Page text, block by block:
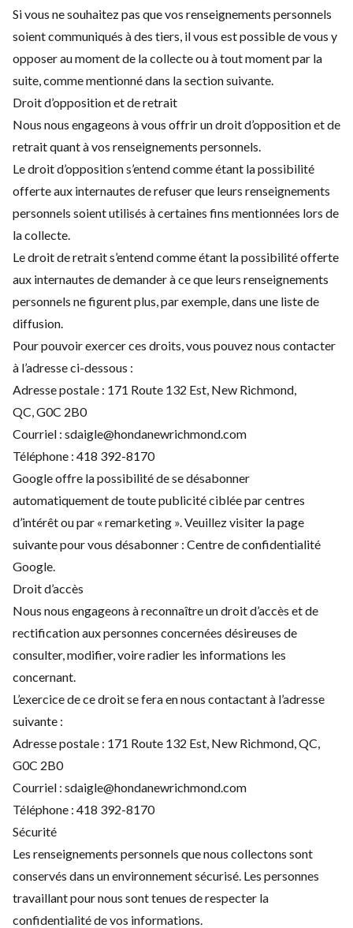
Si vous ne souhaitez pas que vos renseignements personnels
soient communiqués à des tiers, il vous est possible de vous y
opposer au moment de la collecte ou à tout moment par la
suite, comme mentionné dans la section suivante.
Droit d’opposition et de retrait
Nous nous engageons à vous offrir un droit d’opposition et de
retrait quant à vos renseignements personnels.
Le droit d’opposition s’entend comme étant la possibilité
offerte aux internautes de refuser que leurs renseignements
personnels soient utilisés à certaines fins mentionnées lors de
la collecte.
Le droit de retrait s’entend comme étant la possibilité offerte
aux internautes de demander à ce que leurs renseignements
personnels ne figurent plus, par exemple, dans une liste de
diffusion.
Pour pouvoir exercer ces droits, vous pouvez nous contacter
à l’adresse ci-dessous :
Adresse postale : 171 Route 132 Est, New Richmond,
QC, G0C 2B0
Courriel : sdaigle@hondanewrichmond.com
Téléphone : 418 392-8170
Google offre la possibilité de se désabonner
automatiquement de toute publicité ciblée par centres
d’intérêt ou par « remarketing ». Veuillez visiter la page
suivante pour vous désabonner : Centre de confidentialité
Google.
Droit d’accès
Nous nous engageons à reconnaître un droit d’accès et de
rectification aux personnes concernées désireuses de
consulter, modifier, voire radier les informations les
concernant.
L’exercice de ce droit se fera en nous contactant à l’adresse
suivante :
Adresse postale : 171 Route 132 Est, New Richmond, QC,
G0C 2B0
Courriel : sdaigle@hondanewrichmond.com
Téléphone : 418 392-8170
Sécurité
Les renseignements personnels que nous collectons sont
conservés dans un environnement sécurisé. Les personnes
travaillant pour nous sont tenues de respecter la
confidentialité de vos informations.